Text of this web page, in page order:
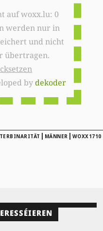
auf woxx.lu: 0
werden nur in
und nicht
übertragen.
bydekoder
| MÄNNER | WOXX1710